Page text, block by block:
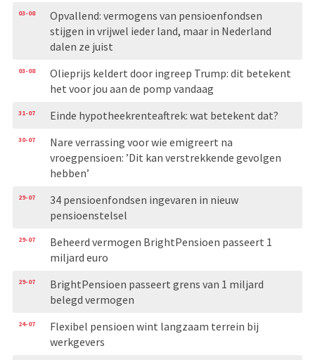
03-08
Opvallend: vermogens van pensioenfondsen
stijgen in vrijwel ieder land, maar in Nederland
dalen ze juist
03-08
Olieprijs keldert door ingreep Trump: dit betekent
het voor jou aan de pomp vandaag
31-07 Einde hypotheekrenteaftrek: wat betekent dat?
30-07
Nare verrassing voor wie emigreert na
vroegpensioen: ’Dit kan verstrekkende gevolgen
hebben’
29-07
34 pensioenfondsen ingevaren in nieuw
pensioenstelsel
29-07
Beheerd vermogen BrightPensioen passeert 1
miljard euro
29-07
BrightPensioen passeert grens van 1 miljard
belegd vermogen
24-07
Flexibel pensioen wint langzaam terrein bij
werkgevers